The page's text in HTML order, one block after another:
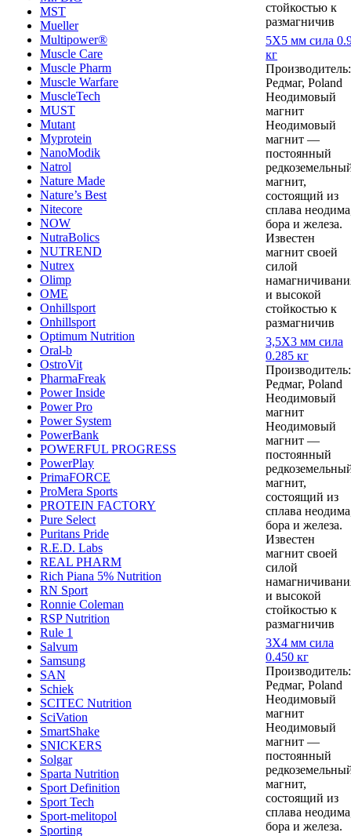
MST
Mueller
Multipower®
Muscle Care
Muscle Pharm
Muscle Warfare
MuscleTech
MUST
Mutant
Myprotein
NanoModik
Natrol
Nature Made
Nature’s Best
Nitecore
NOW
NutraBolics
NUTREND
Nutrex
Olimp
OME
Onhillsport
Onhillsport
Optimum Nutrition
Oral-b
OstroVit
PharmaFreak
Power Inside
Power Pro
Power System
PowerBank
POWERFUL PROGRESS
PowerPlay
PrimaFORCE
ProMera Sports
PROTEIN FACTORY
Pure Select
Puritans Pride
R.E.D. Labs
REAL PHARM
Rich Piana 5% Nutrition
RN Sport
Ronnie Coleman
RSP Nutrition
Rule 1
Salvum
Samsung
SAN
Schiek
SCITEC Nutrition
SciVation
SmartShake
SNICKERS
Solgar
Sparta Nutrition
Sport Definition
Sport Tech
Sport-melitopol
Sporting
стойкостью к
размагничив
5Х5 мм сила
кг
Производитель:
Редмаг, Poland
Неодимовый
магнит
Неодимовый
магнит —
постоянный
магнит,
состоящий из
сплава
бора и железа.
Известен
магнит своей
силой
и высокой
стойкостью к
размагничив
3,5Х3 мм сила
0.285 кг
Производитель:
Редмаг, Poland
Неодимовый
магнит
Неодимовый
магнит —
постоянный
магнит,
состоящий из
сплава
бора и железа.
Известен
магнит своей
силой
и высокой
стойкостью к
размагничив
3Х4 мм сила
0.450 кг
Производитель:
Редмаг, Poland
Неодимовый
магнит
Неодимовый
магнит —
постоянный
магнит,
состоящий из
сплава
бора и железа.